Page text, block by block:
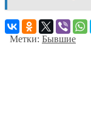
Метки: Бывшие